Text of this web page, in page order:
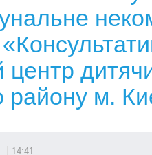
центр
району м.
14:41